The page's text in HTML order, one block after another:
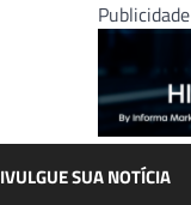
Publicidade
SUA NOTÍCIA